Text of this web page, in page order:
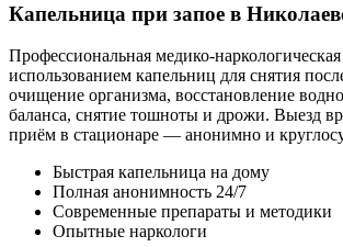
Капельница при запое в
Профессиональная медико-
использованием капельниц для снятия
очищение организма, восстановление
баланса, снятие тошноты и дрожи. Выезд
приём в стационаре — анонимно и
Быстрая капельница на дому
Полная анонимность 24/7
Современные препараты и методики
Опытные наркологи